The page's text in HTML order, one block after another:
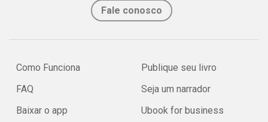
Fale conosco
Como Funciona
FAQ
Baixar o app
Publique seu livro
Seja um narrador
Ubook for business